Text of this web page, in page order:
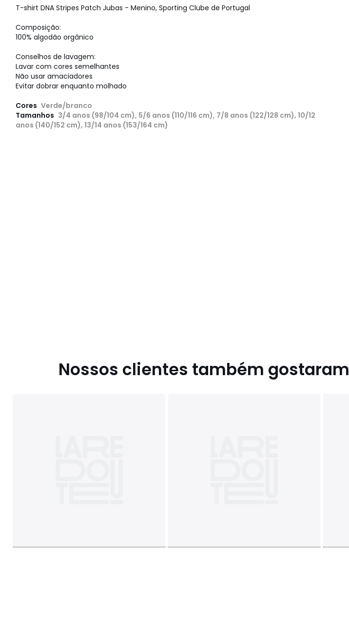
T-shirt DNA Stripes Patch Jubas - Menino, Sporting Clube de Portugal
Composição:
100% algodão orgânico
Conselhos de lavagem:
Lavar com cores semelhantes
Não usar amaciadores
Evitar dobrar enquanto molhado
Cores Verde/branco
Tamanhos 3/4 anos (98/104 cm), 5/6 anos (110/116 cm), 7/8 anos (122/128 cm), 10/12
anos (140/152 cm), 13/14 anos (153/164 cm)
Nossos clientes também gostaram